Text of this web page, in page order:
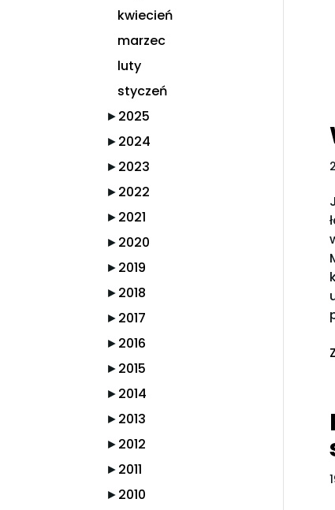
kwiecień
marzec
luty
styczeń
►2025
►2024
►2023
►2022
►2021
►2020
►2019
►2018
►2017
►2016
►2015
►2014
►2013
►2012
►2011
►2010